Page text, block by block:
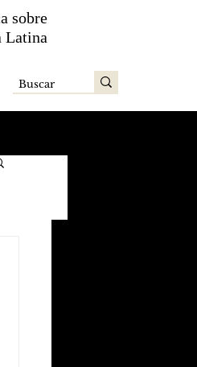
sobre
Latina